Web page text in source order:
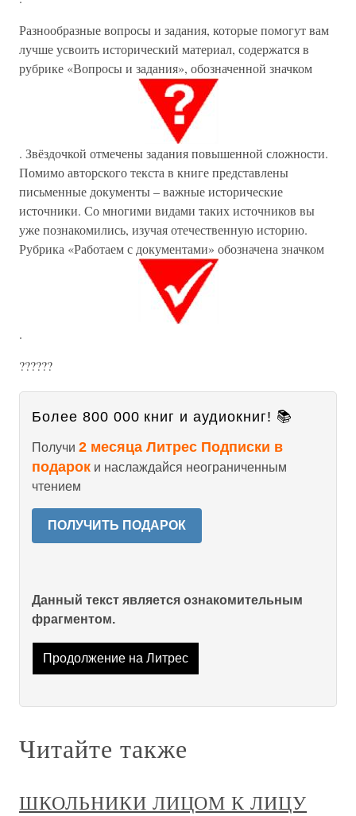
Разнообразные вопросы и задания, которые помогут вам
лучше усвоить исторический материал, содержатся в
рубрике «Вопросы и задания», обозначенной значком
. Звёздочкой отмечены задания повышенной сложности.
Помимо авторского текста в книге представлены
письменные документы – важные исторические
источники. Со многими видами таких источников вы
уже познакомились, изучая отечественную историю.
Рубрика «Работаем с документами» обозначена значком
.
??????
Более 800 000 книг и аудиокниг! 📚
Получи 2 месяца Литрес Подписки в
подарок и наслаждайся неограниченным
чтением
ПОЛУЧИТЬ ПОДАРОК
Данный текст является ознакомительным
фрагментом.
Продолжение на Литрес
Читайте также
ШКОЛЬНИКИ ЛИЦОМ К ЛИЦУ